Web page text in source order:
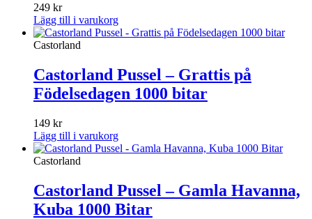
249 kr
Lägg till i varukorg
Castorland
Castorland Pussel – Grattis på
Födelsedagen 1000 bitar
149 kr
Lägg till i varukorg
Castorland
Castorland Pussel – Gamla Havanna,
Kuba 1000 Bitar